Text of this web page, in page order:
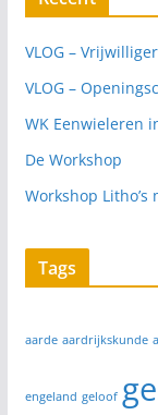
VLOG –
VLOG –
WK Eenwieleren
De Workshop
Workshop Litho’s
Tags
aarde aardrijkskunde
engeland geloof